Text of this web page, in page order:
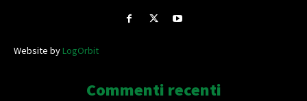
Website byLogOrbit
Commenti recenti